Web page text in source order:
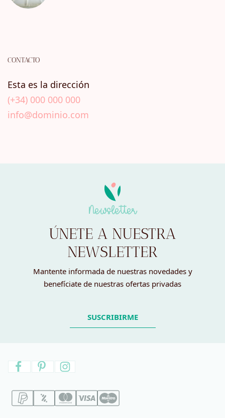
CONTACTO
Esta es la dirección
(+34) 000 000 000
info@dominio.com
Newsletter
ÚNETE A NUESTRA
NEWSLETTER
Mantente informada de nuestras novedades y
benefíciate de nuestras ofertas privadas
SUSCRIBIRME